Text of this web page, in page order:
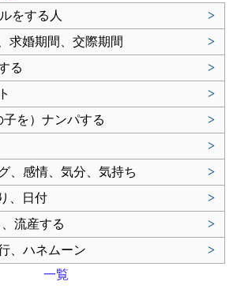
をする人
>
求婚期間、交際期間
>
る
>
>
子を）ナンパする
>
>
、感情、気分、気持ち
>
、日付
>
流産する
>
、ハネムーン
>
一覧